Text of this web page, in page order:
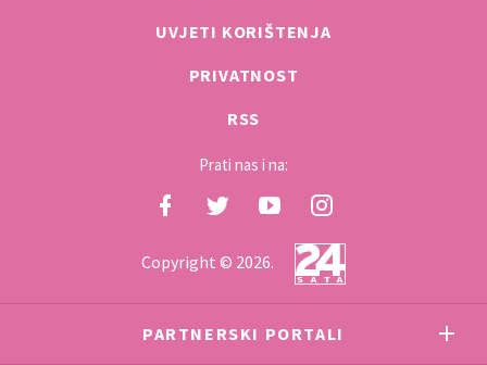
UVJETI KORIŠTENJA
PRIVATNOST
RSS
Prati nas i na:
Copyright © 2026.
PARTNERSKI PORTALI